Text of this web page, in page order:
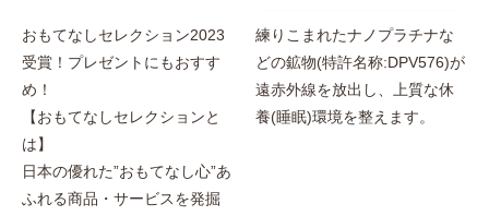
おもてなしセレクション2023
受賞！プレゼントにもおすす
め！
【おもてなしセレクションと
は】
日本の優れた”おもてなし心”あ
ふれる商品・サービスを発掘
練りこまれたナノプラチナな
どの鉱物(特許名称:DPV576)が
遠赤外線を放出し、上質な休
養(睡眠)環境を整えます。